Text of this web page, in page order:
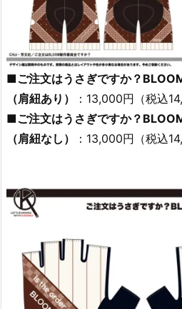
■ご注文はうさぎですか？
（肩紐あり）
：13,000円（税込
■ご注文はうさぎですか？
（肩紐なし）
：13,000円（税込